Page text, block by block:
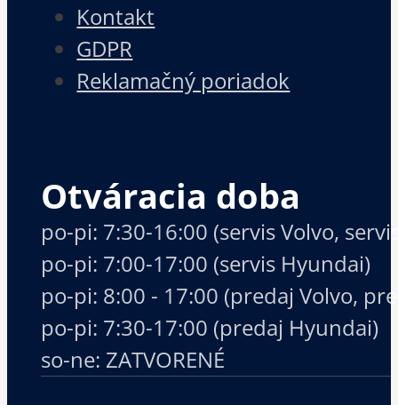
Kontakt
GDPR
Reklamačný poriadok
Otváracia doba
po-pi: 7:30-16:00 (servis Volvo,
po-pi: 7:00-17:00 (servis Hyundai)
po-pi: 8:00 - 17:00 (predaj Volvo,
po-pi: 7:30-17:00 (predaj Hyundai)
so-ne: ZATVORENÉ